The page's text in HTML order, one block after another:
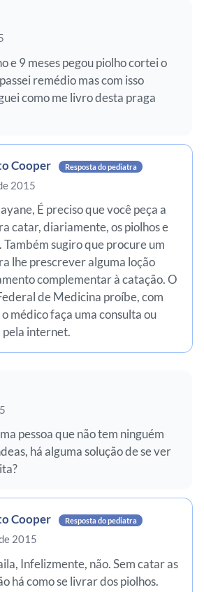
e 9 meses pegou piolho cortei o
remédio mas com isso
como me livro desta praga
Cooper Resposta do pediatra
2015
É preciso que você peça a
catar, diariamente, os piolhos e
Também sugiro que procure um
lhe prescrever alguma loção
complementar à catação. O
de Medicina proíbe, com
médico faça uma consulta ou
internet.
pessoa que não tem ninguém
há alguma solução de se ver
Cooper Resposta do pediatra
2015
Infelizmente, não. Sem catar as
há como se livrar dos piolhos.